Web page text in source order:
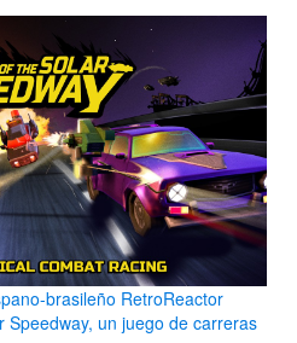
brasileño RetroReactor
Speedway, un juego de carreras